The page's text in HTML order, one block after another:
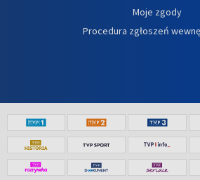
Moje zgody
Procedura zgłoszeń